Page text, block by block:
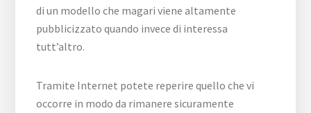
di un modello che magari viene altamente
pubblicizzato quando invece di interessa
tutt’altro.
Tramite Internet potete reperire quello che vi
occorre in modo da rimanere sicuramente